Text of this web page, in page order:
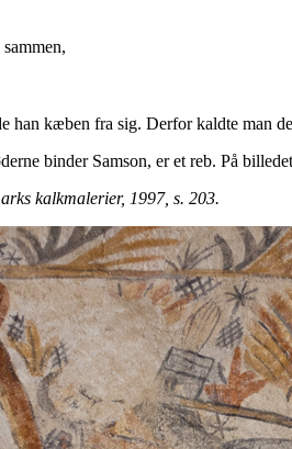
han kæben fra sig. Derfor kaldte man
binder Samson, er et reb. På
kalkmalerier, 1997, s. 203.